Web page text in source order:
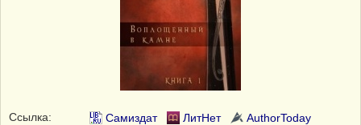
Ссылка: Самиздат ЛитНет
AuthorToday